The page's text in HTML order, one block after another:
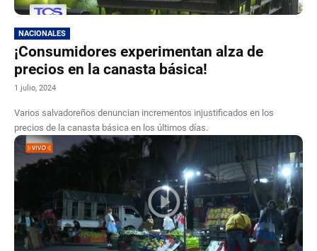
NACIONALES
¡Consumidores experimentan alza de
precios en la canasta básica!
1 julio, 2024
Varios salvadoreños denuncian incrementos injustificados en los
precios de la canasta básica en los últimos días.